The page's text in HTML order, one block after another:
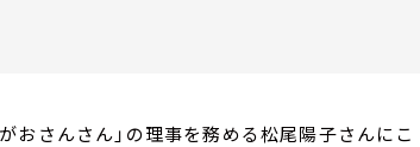
おさんさん」の理事を務める松尾陽子さんにこ